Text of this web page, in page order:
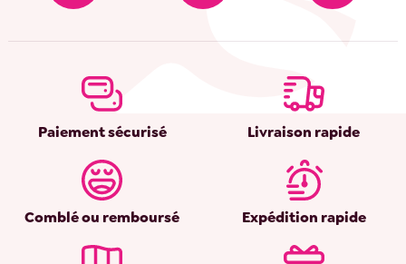
Paiement sécurisé Livraison rapide
Comblé ou remboursé Expédition rapide